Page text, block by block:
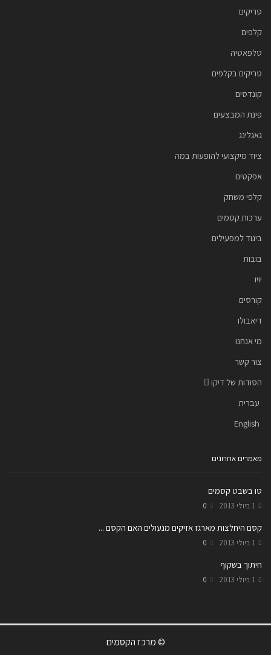
טריקים
קלפים
טלפאטיה
טריקים בקלפים
קונדסים
פינת המבצעים
גאגלינג
ציוד מיקצועי להופעות במה
אפקטים
קלפי משחק
ערכות קסמים
ביגוד למפעילים
בובות
יויו
קורסים
דיאבולו
מי אנחנו
צור קשר
הסודות של דיקו
עברית
English
מאמרים אחרונים
טו בשבט קסמים
1 ביולי 2013 0
קסם היחלצות מארגז אזיקים מנעולים האם הקסם ...
1 ביולי 2013 0
חיתוך בשקוף
1 ביולי 2013 0
© מרכז הקסמים